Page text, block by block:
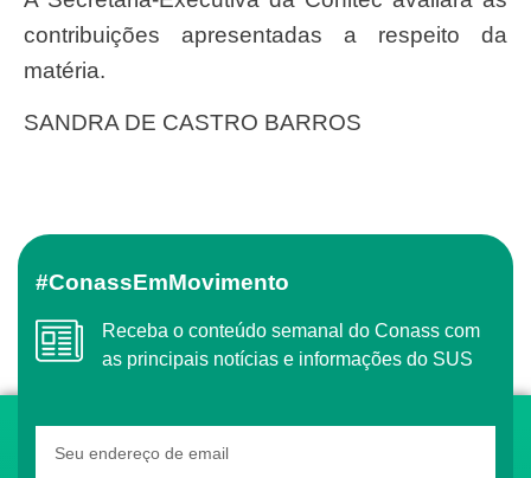
contribuições apresentadas a respeito da
matéria.
SANDRA DE CASTRO BARROS
#ConassEmMovimento
Receba o conteúdo semanal do Conass com
as principais notícias e informações do SUS